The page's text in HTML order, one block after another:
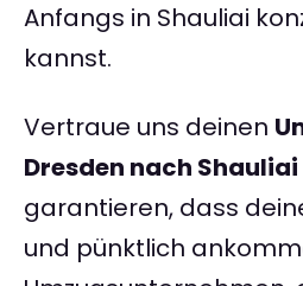
Anfangs in Shauliai
kannst.
Vertraue uns deinen
Dresden nach Shauliai
garantieren, dass
und pünktlich